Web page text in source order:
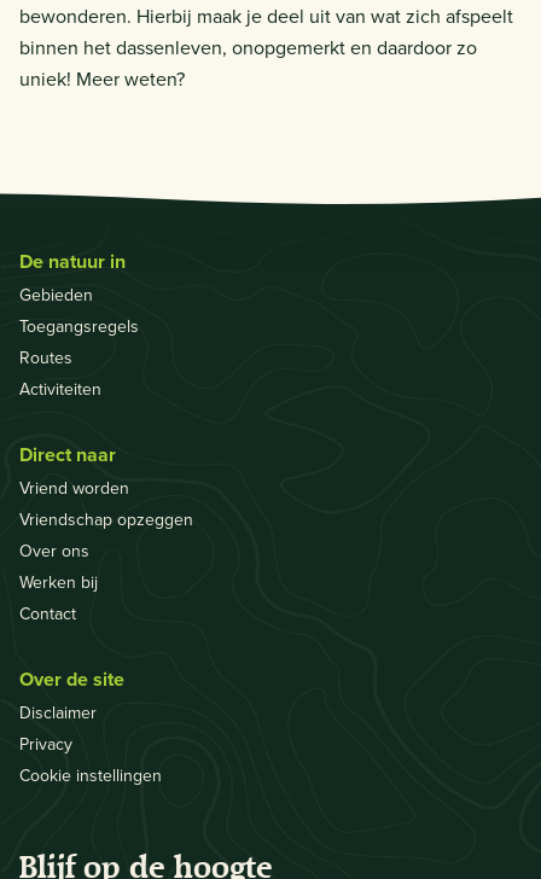
bewonderen. Hierbij maak je deel uit van wat zich afspeelt
binnen het dassenleven, onopgemerkt en daardoor zo
uniek! Meer weten?
De natuur in
Gebieden
Toegangsregels
Routes
Activiteiten
Direct naar
Vriend worden
Vriendschap opzeggen
Over ons
Werken bij
Contact
Over de site
Disclaimer
Privacy
Cookie instellingen
Blijf op de hoogte